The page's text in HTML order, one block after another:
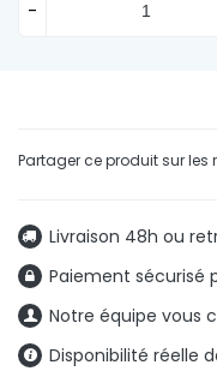
Livraison 48h ou
Paiement sécurisé
Notre équipe vous
Disponibilité réelle
-